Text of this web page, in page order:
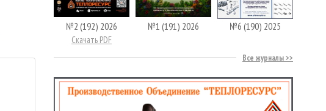
№2 (192) 2026
Скачать PDF
№1 (191) 2026 №6 (190) 2025
Все журналы